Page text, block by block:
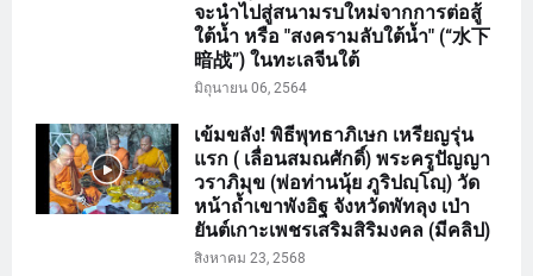
จะนำไปสู่สนามรบใหม่จากการต่อสู้
ใต้น้ำ หรือ "สงครามลับใต้น้ำ" (“水下
暗战”) ในทะเลจีนใต้
มิถุนายน 06, 2564
เข้มขลัง! พิธีพุทธาภิเษก เหรียญรุ่น
แรก ( เลื่อนสมณศักดิ์) พระครูปัญญา
วราภิมุข (พ่อท่านนุ้ย ภูริปญฺโญฺ) วัด
หน้าถ้ำเขาพังอิฐ จังหวัดพัทลุง เป่า
ยันต์เกาะเพชรเสริมสิริมงคล (มีคลิป)
สิงหาคม 23, 2568